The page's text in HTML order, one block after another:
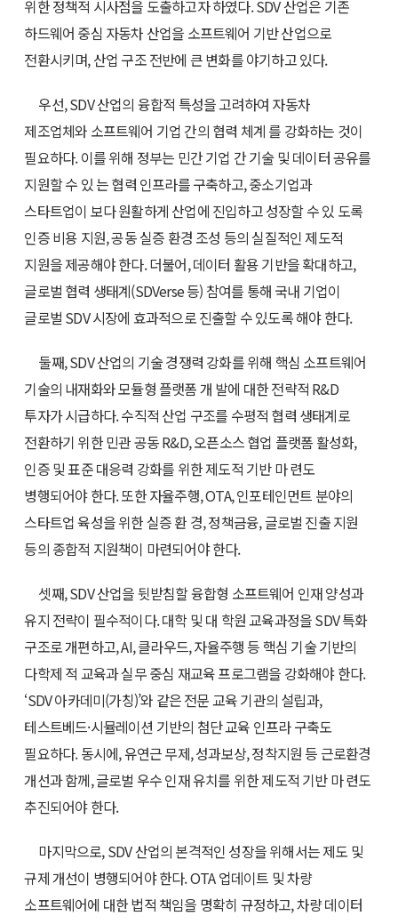
위한 정책적 시사점을 도출하고자 하였다. SDV 산업은 기존
하드웨어 중심 자동차 산업을 소프트웨어 기반 산업으로
전환시키며, 산업 구조 전반에 큰 변화를 야기하고 있다.
우선, SDV 산업의 융합적 특성을 고려하여 자동차
제조업체와 소프트웨어 기업 간의 협력 체계 를 강화하는 것이
필요하다. 이를 위해 정부는 민간 기업 간 기술 및 데이터 공유를
지원할 수 있 는 협력 인프라를 구축하고, 중소기업과
스타트업이 보다 원활하게 산업에 진입하고 성장할 수 있 도록
인증 비용 지원, 공동 실증 환경 조성 등의 실질적인 제도적
지원을 제공해야 한다. 더불어, 데이터 활용 기반을 확대하고,
글로벌 협력 생태계(SDVerse 등) 참여를 통해 국내 기업이
글로벌 SDV 시장에 효과적으로 진출할 수 있도록 해야 한다.
둘째, SDV 산업의 기술 경쟁력 강화를 위해 핵심 소프트웨어
기술의 내재화와 모듈형 플랫폼 개 발에 대한 전략적 R&D
투자가 시급하다. 수직적 산업 구조를 수평적 협력 생태계로
전환하기 위한 민관 공동 R&D, 오픈소스 협업 플랫폼 활성화,
인증 및 표준 대응력 강화를 위한 제도적 기반 마 련도
병행되어야 한다. 또한 자율주행, OTA, 인포테인먼트 분야의
스타트업 육성을 위한 실증 환 경, 정책금융, 글로벌 진출 지원
등의 종합적 지원책이 마련되어야 한다.
셋째, SDV 산업을 뒷받침할 융합형 소프트웨어 인재 양성과
유지 전략이 필수적이다. 대학 및 대 학원 교육과정을 SDV 특화
구조로 개편하고, AI, 클라우드, 자율주행 등 핵심 기술 기반의
다학제 적 교육과 실무 중심 재교육 프로그램을 강화해야 한다.
‘SDV 아카데미(가칭)’와 같은 전문 교육 기관의 설립과,
테스트베드·시뮬레이션 기반의 첨단 교육 인프라 구축도
필요하다. 동시에, 유연근 무제, 성과보상, 정착지원 등 근로환경
개선과 함께, 글로벌 우수 인재 유치를 위한 제도적 기반 마 련도
추진되어야 한다.
마지막으로, SDV 산업의 본격적인 성장을 위해서는 제도 및
규제 개선이 병행되어야 한다. OTA 업데이트 및 차량
소프트웨어에 대한 법적 책임을 명확히 규정하고, 차량 데이터